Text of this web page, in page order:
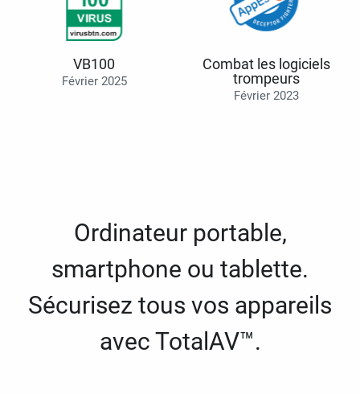
VB100
Février 2025
Combat les logiciels
trompeurs
Février 2023
Ordinateur portable,
smartphone ou tablette.
Sécurisez tous vos appareils
avec TotalAV™.